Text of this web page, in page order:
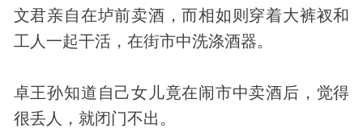
文君亲自在垆前卖酒，而相如则穿着大裤衩和
工人一起干活，在街市中洗涤酒器。
卓王孙知道自己女儿竟在闹市中卖酒后，觉得
很丢人，就闭门不出。